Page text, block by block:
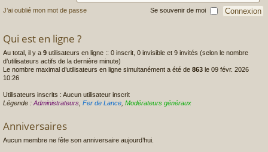
J’ai oublié mon mot de passe Se souvenir de moi
Qui est en ligne ?
Au total, il y a 9 utilisateurs en ligne :: 0 inscrit, 0 invisible et 9 invités (selon le nombre
d’utilisateurs actifs de la dernière minute)
Le nombre maximal d’utilisateurs en ligne simultanément a été de 863 le 09 févr. 2026
10:26
Utilisateurs inscrits : Aucun utilisateur inscrit
Légende : Administrateurs Fer de Lance Modérateurs généraux
Anniversaires
Aucun membre ne fête son anniversaire aujourd’hui.